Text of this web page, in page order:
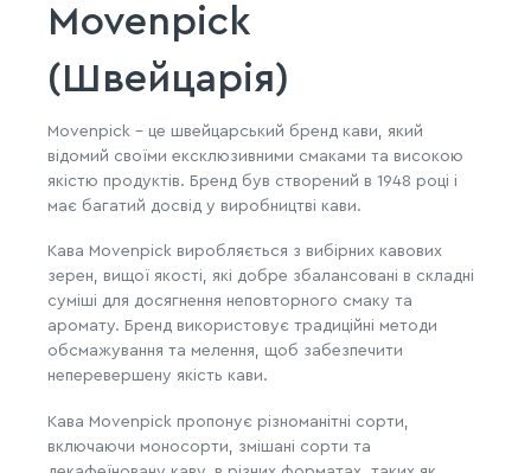
Movenpick
(Швейцарія)
Movenpick - це швейцарський бренд кави, який
відомий своїми ексклюзивними смаками та високою
якістю продуктів. Бренд був створений в 1948 році і
має багатий досвід у виробництві кави.
Кава Movenpick виробляється з вибірних кавових
зерен, вищої якості, які добре збалансовані в складні
суміші для досягнення неповторного смаку та
аромату. Бренд використовує традиційні методи
обсмажування та мелення, щоб забезпечити
неперевершену якість кави.
Кава Movenpick пропонує різноманітні сорти,
включаючи моносорти, змішані сорти та